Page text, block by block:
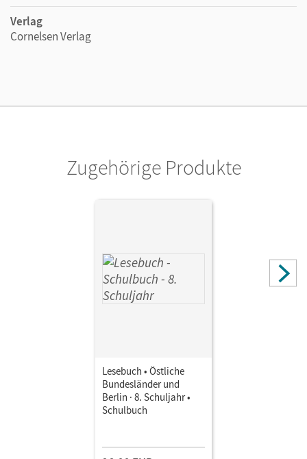
Verlag
Cornelsen Verlag
Zugehörige Produkte
Lesebuch • Östliche
Bundesländer und
Berlin · 8. Schuljahr •
Schulbuch